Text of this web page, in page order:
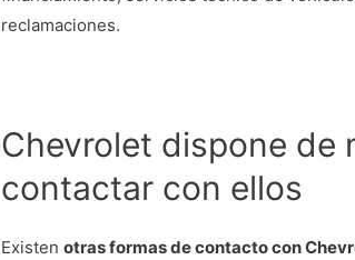
reclamaciones.
Chevrolet dispone de
contactar con ellos
Existenotras formas de contacto con